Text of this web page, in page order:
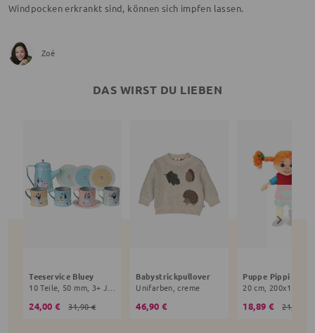
Windpocken erkrankt sind, können sich impfen lassen.
Zoé
DAS WIRST DU LIEBEN
Teeservice Bluey
10 Teile, 50 mm, 3+ Jahre, bunt
24,00 € 31,90 €
Babystrickpullover
Unifarben, creme
46,90 € 18,89 € 21,90 €